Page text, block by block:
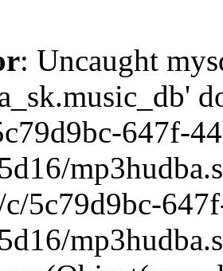
: Uncaught
647f-
5c79d9bc-